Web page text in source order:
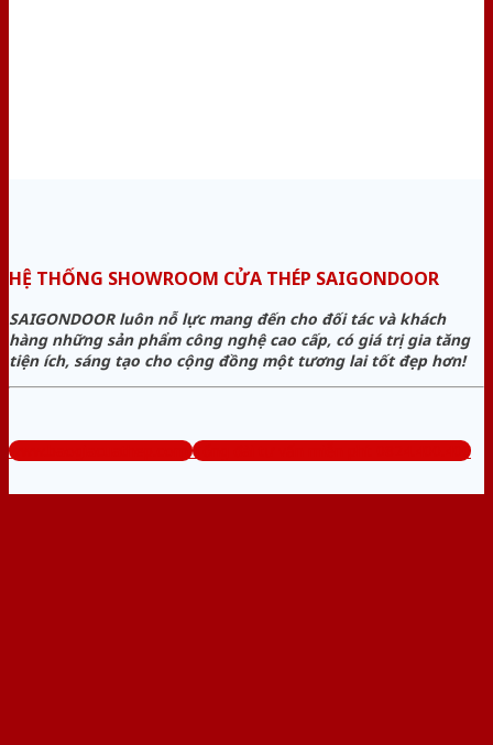
HỆ THỐNG SHOWROOM CỬA THÉP SAIGONDOOR
SAIGONDOOR luôn nỗ lực mang đến cho đối tác và khách
hàng những sản phẩm công nghệ cao cấp, có giá trị gia tăng
tiện ích, sáng tạo cho cộng đồng một tương lai tốt đẹp hơn!
www.baogiacuathep.com Tổng đài tư vấn miễn phí: 0824.400.400